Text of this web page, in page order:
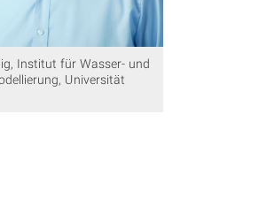
Institut für Wasser- und
Universität